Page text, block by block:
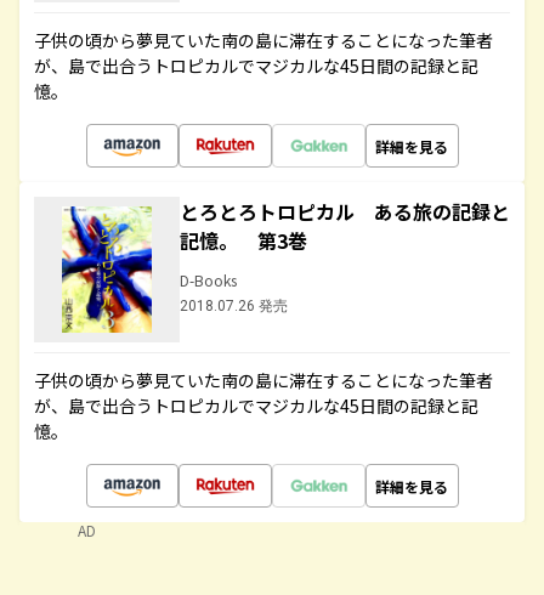
子供の頃から夢見ていた南の島に滞在することになった筆者
が、島で出合うトロピカルでマジカルな45日間の記録と記
憶。
詳細を見る
とろとろトロピカル ある旅の記録と
記憶。 第3巻
D-Books
2018.07.26 発売
子供の頃から夢見ていた南の島に滞在することになった筆者
が、島で出合うトロピカルでマジカルな45日間の記録と記
憶。
詳細を見る
AD